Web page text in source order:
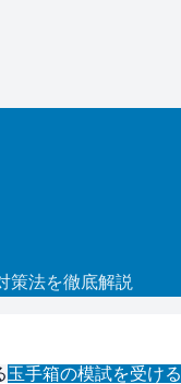
策法を徹底解説
玉手箱の模試を受ける